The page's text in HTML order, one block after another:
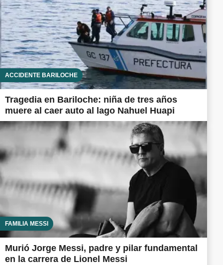
ACCIDENTE BARILOCHE
Tragedia en Bariloche: niña de tres años
muere al caer auto al lago Nahuel Huapi
FAMILIA MESSI
Murió Jorge Messi, padre y pilar fundamental
en la carrera de Lionel Messi